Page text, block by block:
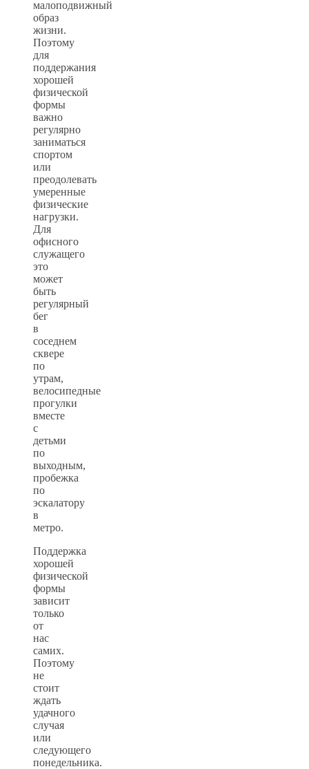
малоподвижный
образ
жизни.
Поэтому
для
поддержания
хорошей
физической
формы
важно
регулярно
заниматься
спортом
или
преодолевать
умеренные
физические
нагрузки.
Для
офисного
служащего
это
может
быть
регулярный
бег
в
соседнем
сквере
по
утрам,
велосипедные
прогулки
вместе
с
детьми
по
выходным,
пробежка
по
эскалатору
в
метро.
Поддержка
хорошей
физической
формы
зависит
только
от
нас
самих.
Поэтому
не
стоит
ждать
удачного
случая
или
следующего
понедельника.